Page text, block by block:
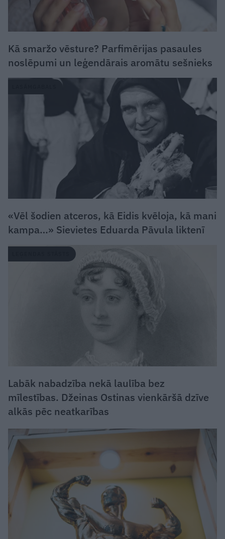
Kā smaržo vēsture? Parfimērijas pasaules
noslēpumi un leģendārais aromātu sešnieks
«Vēl šodien atceros, kā Eidis kvēloja, kā mani
kampa…» Sievietes Eduarda Pāvula liktenī
Labāk nabadzība nekā laulība bez
mīlestības. Džeinas Ostinas vienkāršā dzīve
alkās pēc neatkarības